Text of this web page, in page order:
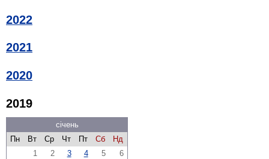
2022
2021
2020
2019
січень
Пн
Вт Ср Чт Пт Сб
Нд
1
2 3 4 5
6